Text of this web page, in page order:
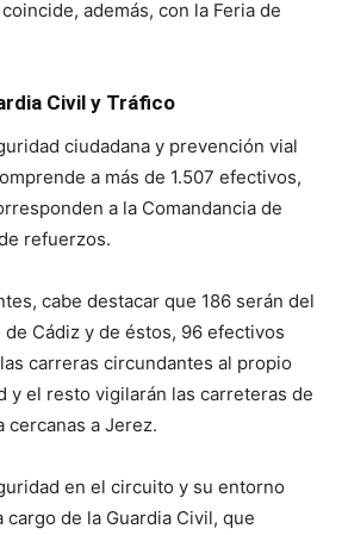
además, con la Feria de
Civil y Tráfico
ciudadana y prevención vial
a más de 1.507 efectivos,
a la Comandancia de
refuerzos.
cabe destacar que 186 serán del
Cádiz y de éstos, 96 efectivos
carreras circundantes al propio
y el resto vigilarán las carreteras de
cercanas a Jerez.
en el circuito y su entorno
de la Guardia Civil, que